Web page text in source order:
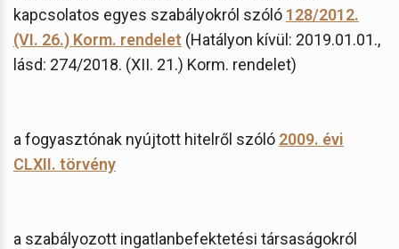
kapcsolatos egyes szabályokról szóló 128/2012.
(VI. 26.) Korm. rendelet (Hatályon kívül: 2019.01.01.,
lásd: 274/2018. (XII. 21.) Korm. rendelet)
a fogyasztónak nyújtott hitelről szóló 2009. évi
CLXII. törvény
a szabályozott ingatlanbefektetési társaságokról